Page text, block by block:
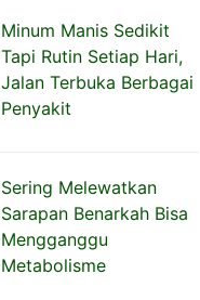
Minum Manis Sedikit
Tapi Rutin Setiap Hari,
Jalan Terbuka Berbagai
Penyakit
Sering Melewatkan
Sarapan Benarkah Bisa
Mengganggu
Metabolisme